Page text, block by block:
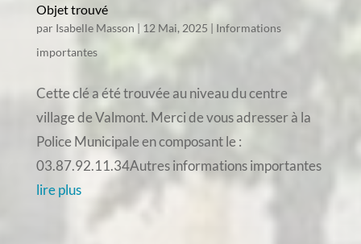
Objet trouvé
par Isabelle Masson | 12 Mai, 2025 | Informations
importantes
Cette clé a été trouvée au niveau du centre
village de Valmont. Merci de vous adresser à la
Police Municipale en composant le :
03.87.92.11.34Autres informations importantes
lire plus